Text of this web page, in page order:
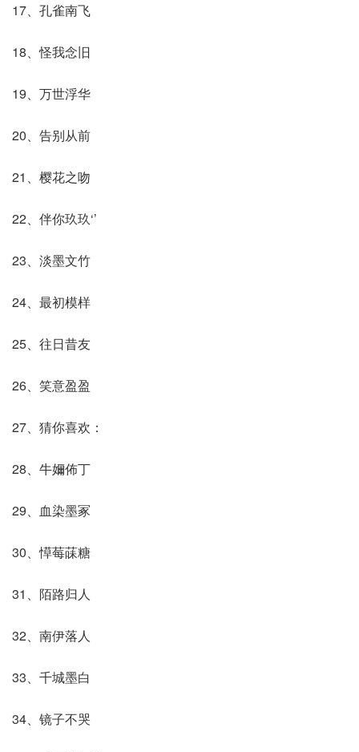
17、孔雀南飞
18、怪我念旧
19、万世浮华
20、告别从前
21、樱花之吻
22、伴你玖玖‘’
23、淡墨文竹
24、最初模样
25、往日昔友
26、笑意盈盈
27、猜你喜欢：
28、牛嬭佈丁
29、血染墨冢
30、愺莓菋糖
31、陌路归人
32、南伊落人
33、千城墨白
34、镜子不哭